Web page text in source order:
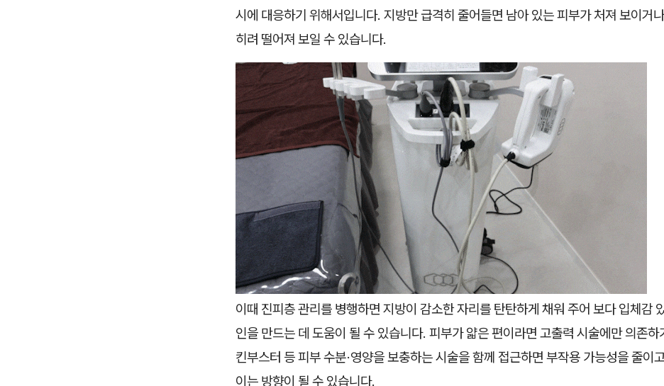
시에 대응하기 위해서입니다. 지방만 급격히 줄어들면 남아 있는 피부가 처져 보이거
히려 떨어져 보일 수 있습니다.
이때 진피층 관리를 병행하면 지방이 감소한 자리를 탄탄하게 채워 주어 보다 입체감
인을 만드는 데 도움이 될 수 있습니다. 피부가 얇은 편이라면 고출력 시술에만 의존하
킨부스터 등 피부 수분·영양을 보충하는 시술을 함께 접근하면 부작용 가능성을 줄이
이는 방향이 될 수 있습니다.